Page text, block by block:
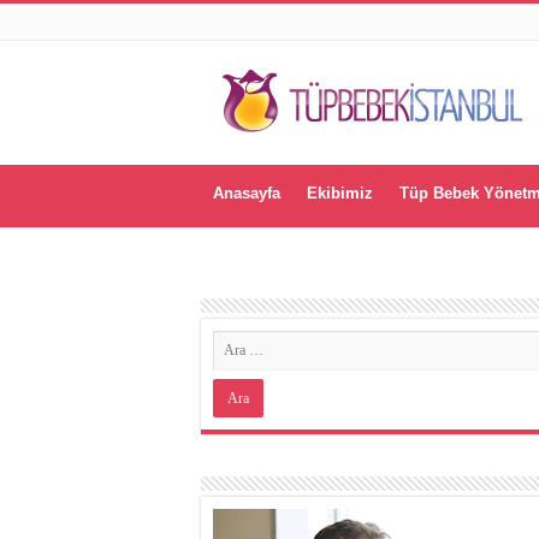
Anasayfa Ekibimiz Tüp Bebek